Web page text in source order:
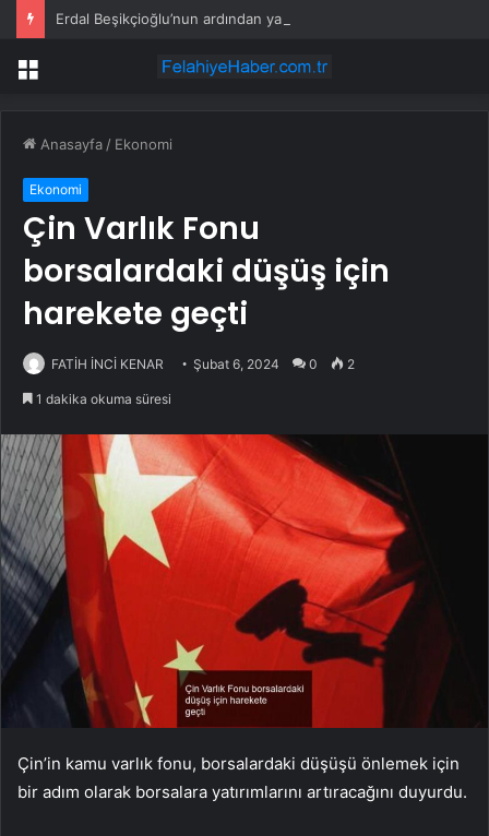
Menü
Anasayfa / Ekonomi
Ekonomi
Çin Varlık Fonu
borsalardaki düşüş için
harekete geçti
FATİH İNCİ KENAR Şubat 6, 2024 0 2
1 dakika okuma süresi
Çin’in kamu varlık fonu, borsalardaki düşüşü önlemek için
bir adım olarak borsalara yatırımlarını artıracağını duyurdu.